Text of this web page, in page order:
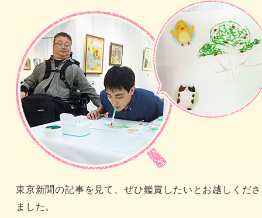
東京新聞の記事を見て、ぜひ鑑賞したいとお越しくだ
ました。